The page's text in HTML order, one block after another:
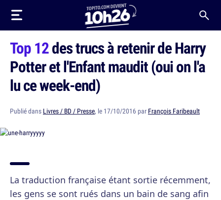
Top 12des trucs à retenir de Harry
Potter et l'Enfant maudit (oui on l'a
lu ce week-end)
Publié dans Livres / BD / Presse, le 17/10/2016 par François Faribeault
La traduction française étant sortie récemment,
les gens se sont rués dans un bain de sang afin